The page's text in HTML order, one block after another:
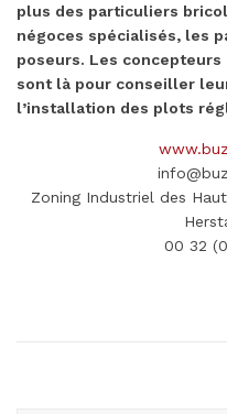
plus des particuliers
négoces spécialisés, les
poseurs. Les
sont là pour conseiller
l’installation des plots
Zoning Industriel des
00 32